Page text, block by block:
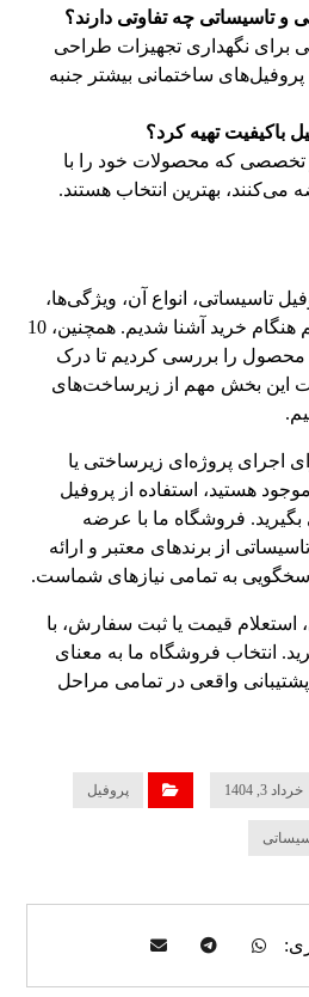
و تاسیساتی چه تفاوتی دارند؟
برای نگهداری تجهیزات طراحی
ساختمانی بیشتر جنبه
باکیفیت تهیه کرد؟
تخصصی که محصولات خود را با
بهترین انتخاب هستند.
تاسیساتی، انواع آن، ویژگی‌ها،
مزایا و معایب، و نکات مهم هنگام خرید آشنا شدیم. همچنین، 10
محصول را بررسی کردیم تا درک
این بخش مهم از زیرساخت‌های
اجرای پروژه‌ای زیرساختی یا
هستید، استفاده از پروفیل
فروشگاه ما با عرضه
از برندهای معتبر و ارائه
به تمامی نیازهای شماست.
استعلام قیمت یا ثبت سفارش، با
انتخاب فروشگاه ما به معنای
پشتیبانی واقعی در تمامی مراحل
خرداد 3, 1404 پروفیل